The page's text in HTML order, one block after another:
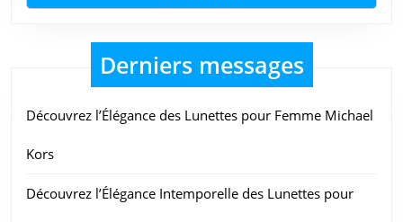
Derniers messages
Découvrez l’Élégance des Lunettes pour Femme Michael
Kors
Découvrez l’Élégance Intemporelle des Lunettes pour